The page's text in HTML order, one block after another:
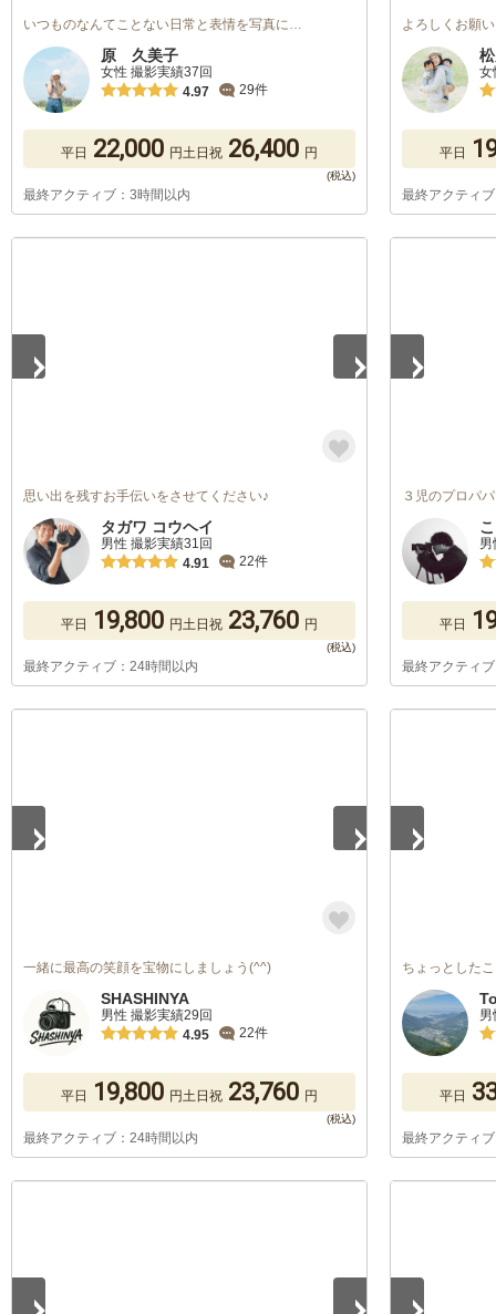
いつものなんてことない日常と表情を写真に…
原 久美子
女性 撮影実績37回
4.97
29件
平日 22,000 円土日祝 26,400 円
最終アクティブ：3時間以内
よろしくお願
女
平日
最終アクティ
思い出を残すお手伝いをさせてください♪
タガワ コウヘイ
男性 撮影実績31回
4.91
22件
平日 19,800 円土日祝 23,760 円
最終アクティブ：24時間以内
３児のプロパ
平日
最終アクティ
一緒に最高の笑顔を宝物にしましょう(^^)
SHASHINYA
男性 撮影実績29回
4.95
22件
平日 19,800 円土日祝 23,760 円
最終アクティブ：24時間以内
ちょっとした
平日
最終アクティ